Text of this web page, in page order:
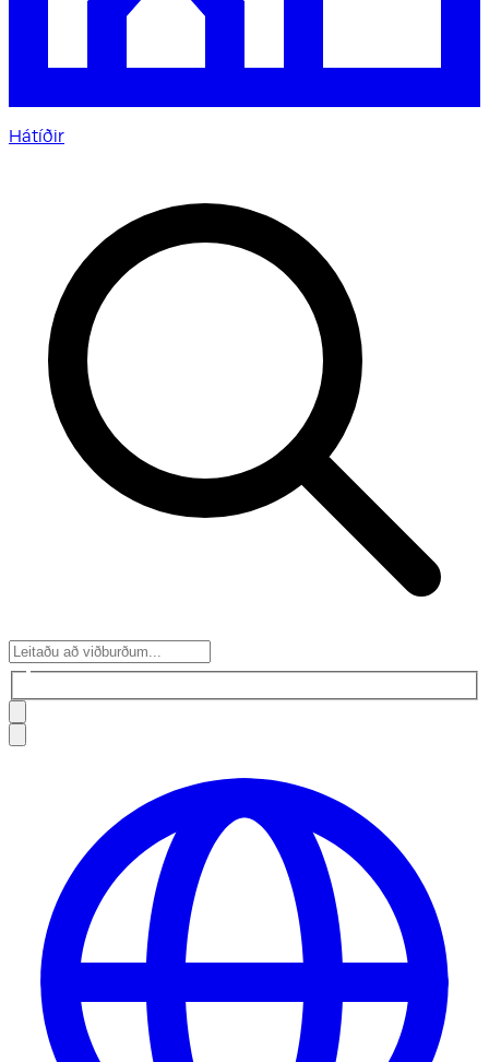
Hátíðir